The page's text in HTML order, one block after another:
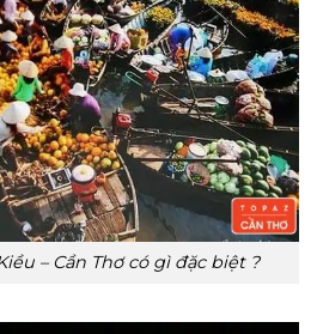
– Cần Thơ có gì đặc biệt ?